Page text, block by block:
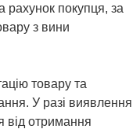
рахунок покупця, за
з вини
товару та
У разі виявлення
від отримання